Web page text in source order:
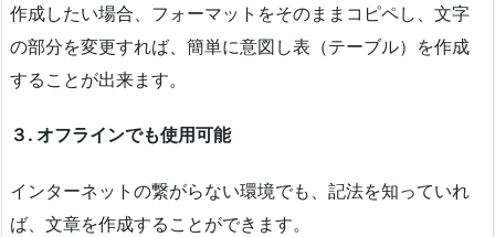
作成したい場合、フォーマットをそのままコピペし、文字
の部分を変更すれば、簡単に意図し表（テーブル）を作成
することが出来ます。
３. オフラインでも使用可能
インターネットの繋がらない環境でも、記法を知っていれ
ば、文章を作成することができます。